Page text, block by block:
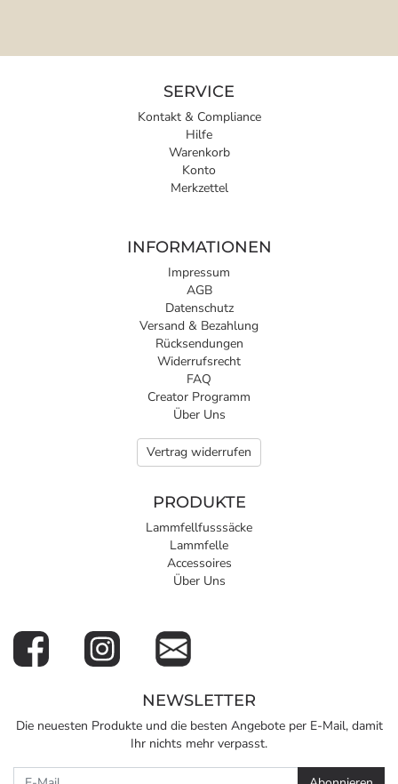
SERVICE
Kontakt & Compliance
Hilfe
Warenkorb
Konto
Merkzettel
INFORMATIONEN
Impressum
AGB
Datenschutz
Versand & Bezahlung
Rücksendungen
Widerrufsrecht
FAQ
Creator Programm
Über Uns
Vertrag widerrufen
PRODUKTE
Lammfellfusssäcke
Lammfelle
Accessoires
Über Uns
NEWSLETTER
Die neuesten Produkte und die besten Angebote per E-Mail, damit
Ihr nichts mehr verpasst.